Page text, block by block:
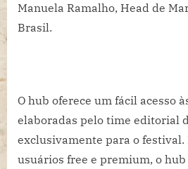
Manuela Ramalho, Head de
Brasil.
O hub oferece um fácil acesso
elaboradas pelo time editorial
exclusivamente para o
usuários free e premium, o